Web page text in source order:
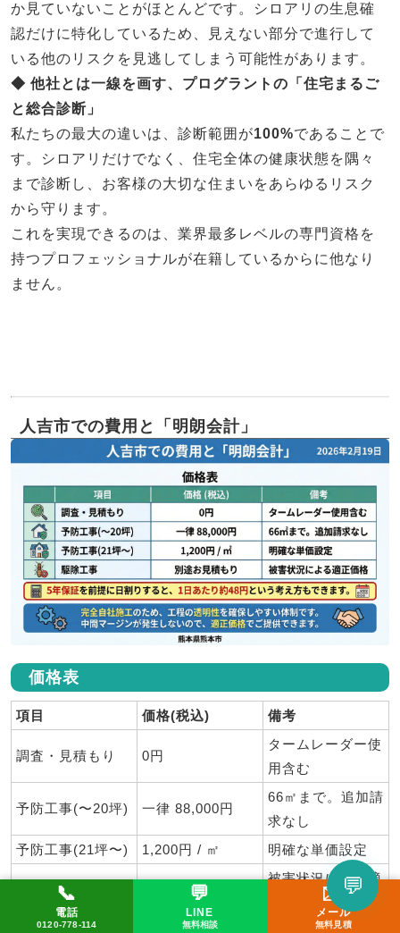
か見ていないことがほとんどです。シロアリの生息確
認だけに特化しているため、見えない部分で進行して
いる他のリスクを見逃してしまう可能性があります。
◆ 他社とは一線を画す、プログラントの「住宅まるご
と総合診断」
私たちの最大の違いは、診断範囲が100%であることで
す。シロアリだけでなく、住宅全体の健康状態を隅々
まで診断し、お客様の大切な住まいをあらゆるリスク
から守ります。
これを実現できるのは、業界最多レベルの専門資格を
持つプロフェッショナルが在籍しているからに他なり
ません。
人吉市での費用と「明朗会計」
価格表
項目 価格(税込) 備考
調査・見積もり 0円
タームレーダー使
用含む
予防工事(〜20坪) 一律 88,000円
66㎡まで。追加請
求なし
予防工事(21坪〜)
1,200円 / ㎡ 明確な単価設定
駆除工事 別途お見積もり
被害状況による適
LINEで相談してみる
📞 0120-778-114 ✉️ メール 💬 LINE
📞
電話
0120-778-114
💬
LINE
無料相談
✉️
メール
無料見積
💬